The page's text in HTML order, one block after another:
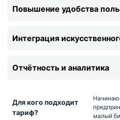
Повышение удобства
Интеграция
Отчётность и аналитика
Для кого подходит
тариф?
малый